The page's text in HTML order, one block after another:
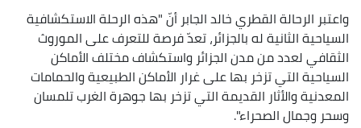
واعتبر الرحالة القطري خالد الجابر أنّ "هذه الرحلة الاستكشافية
السياحية الثانية له بالجزائر، تعدّ فرصة للتعرف على الموروث
الثقافي لعدد من مدن الجزائر واستكشاف مختلف الأماكن
السياحية التي تزخر بها على غرار الأماكن الطبيعية والحمامات
المعدنية والأثار القديمة التي تزخر بها جوهرة الغرب تلمسان
وسحر وجمال الصحراء".